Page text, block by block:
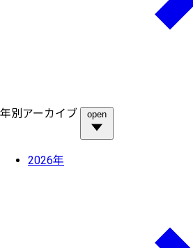
年別アーカイブ open
2026年